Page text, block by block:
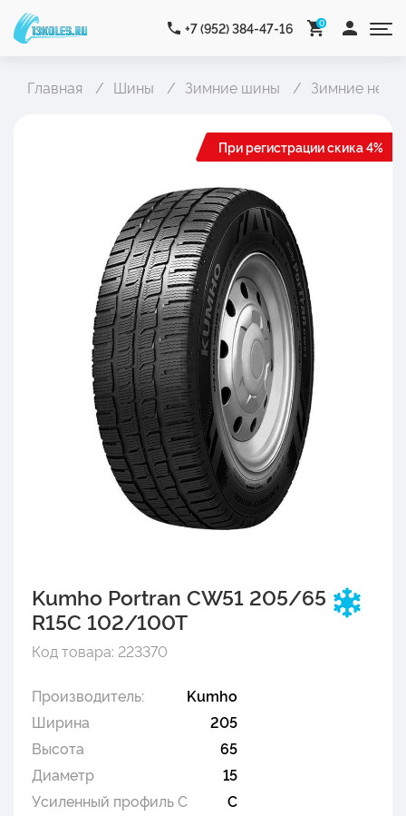
+7 (952) 384-47-16 0
Главная Шины Зимние шины Зимние
Kumho Portran CW51 205/65
R15C 102/100T
Код товара: 223370
Производитель:
Kumho
Ширина
205
Высота
65
Диаметр
15
Усиленный профиль C
C
При регистрации скика 4%